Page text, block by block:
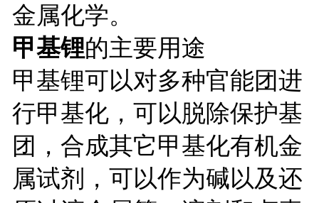
金属化学。
甲基锂的主要用途
甲基锂可以对多种官能团进
行甲基化，可以脱除保护基
团，合成其它甲基化有机金
属试剂，可以作为碱以及还